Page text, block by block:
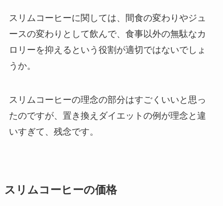
スリムコーヒーに関しては、間食の変わりやジュ
ースの変わりとして飲んで、食事以外の無駄なカ
ロリーを抑えるという役割が適切ではないでしょ
うか。
スリムコーヒーの理念の部分はすごくいいと思っ
たのですが、置き換えダイエットの例が理念と違
いすぎて、残念です。
スリムコーヒーの価格